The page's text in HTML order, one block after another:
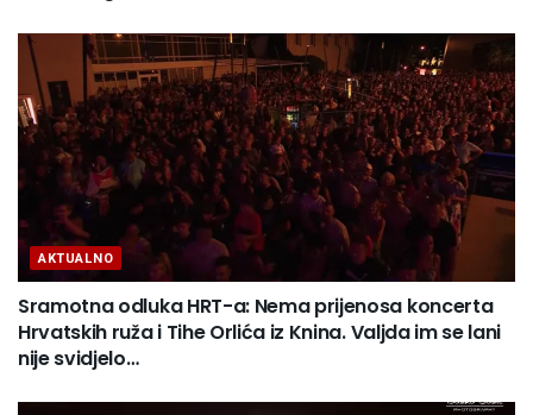
AKTUALNO
Sramotna odluka HRT-a: Nema prijenosa koncerta
Hrvatskih ruža i Tihe Orlića iz Knina. Valjda im se lani
nije svidjelo…